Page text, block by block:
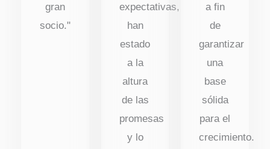
gran
socio."
expectativas,
han
estado
a la
altura
de las
promesas
y lo
a fin
de
garantizar
una
base
sólida
para el
crecimiento.